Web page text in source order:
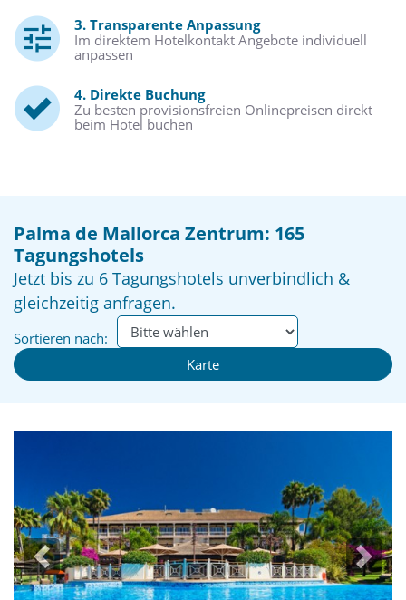
3. Transparente Anpassung
Im direktem Hotelkontakt Angebote individuell
anpassen
4. Direkte Buchung
Zu besten provisionsfreien Onlinepreisen direkt
beim Hotel buchen
Palma de Mallorca Zentrum: 165
Tagungshotels
Jetzt bis zu 6 Tagungshotels unverbindlich &
gleichzeitig anfragen.
Sortieren nach:
Karte
Previous Next